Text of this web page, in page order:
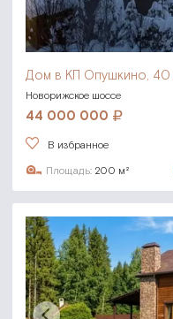
Дом в КП Опушкино, 40
Новорижское шоссе
44 000 000
В избранное
Площадь: 200 м²